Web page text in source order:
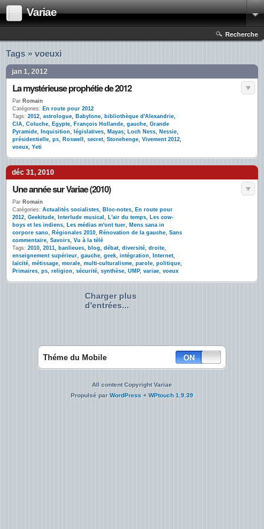
Variae
Recherche
Tags » voeuxi
jan 1, 2012
La mystérieuse prophétie de 2012
Par Romain
Catégories: En route pour 2012
Tags: 2012, astrologue, Babylone, bibliothèque d'Alexandrie,
CIA, Coluche, Egypte, François Hollande, gauche, Grande
Pyramide, Inquisition, législatives, Mayas; Loch Ness, Nessie,
présidentielle, ps, Roswell , secret, Stonehenge, Vivement 2012,
voeux, Yeti
déc 31, 2010
Une année sur Variae (2010)
Par Romain
Catégories: Actualités socialistes, Bloc-notes, En route pour
2012, Geekitude, Interlude musical , L'air du temps, Les cow-
boys et les indiens, Les médias m'ont tuer, Mens sana in
corpore sano, Régionales 2010, Rénovation de la gauche, Sans
commentaire, Savoirs, Vu à la télé
Tags: 2010, 2011, banlieues, blog, débat, diversité, droite,
enseignement supérieur, gauche, geek, intégration, Internet,
laïcité, métissage, morale, multi-culturalisme, parole, politique,
Primaires, ps, religion, sécurité, synthèse, UMP, variae, voeux
Charger plus
d'entrées...
Théme du Mobile
All content Copyright Variae
Propulsé parWordPress + WPtouch 1.9.39